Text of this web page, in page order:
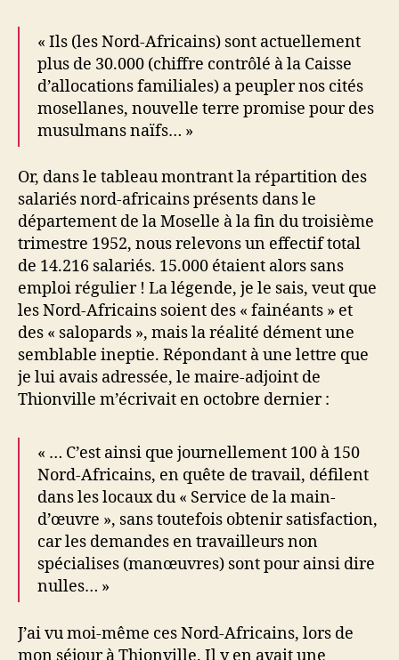
« Ils (les Nord-Africains) sont actuellement
plus de 30.000 (chiffre contrôlé à la Caisse
d’allocations familiales) a peupler nos cités
mosellanes, nouvelle terre promise pour des
musulmans naïfs… »
Or, dans le tableau montrant la répartition des
salariés nord-africains présents dans le
département de la Moselle à la fin du troisième
trimestre 1952, nous relevons un effectif total
de 14.216 salariés. 15.000 étaient alors sans
emploi régulier ! La légende, je le sais, veut que
les Nord-Africains soient des « fainéants » et
des « salopards », mais la réalité dément une
semblable ineptie. Répondant à une lettre que
je lui avais adressée, le maire-adjoint de
Thionville m’écrivait en octobre dernier :
« … C’est ainsi que journellement 100 à 150
Nord-Africains, en quête de travail, défilent
dans les locaux du « Service de la main-
d’œuvre », sans toutefois obtenir satisfaction,
car les demandes en travailleurs non
spécialises (manœuvres) sont pour ainsi dire
nulles… »
J’ai vu moi-même ces Nord-Africains, lors de
mon séjour à Thionville. Il y en avait une